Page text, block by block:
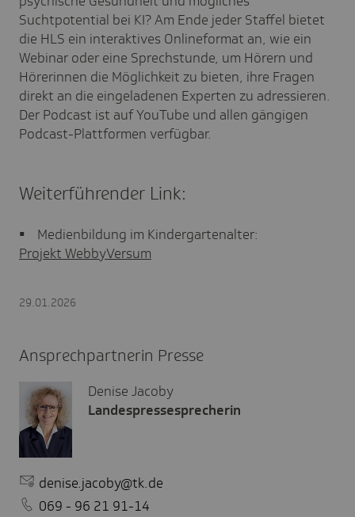
Suchtpotential bei KI? Am Ende jeder Staffel bietet
die HLS ein interaktives Onlineformat an, wie ein
Webinar oder eine Sprechstunde, um Hörern und
Hörerinnen die Möglichkeit zu bieten, ihre Fragen
direkt an die eingeladenen Experten zu adressieren.
Der Podcast ist auf YouTube und allen gängigen
Podcast-Plattformen verfügbar.
Weiterführender Link:
• Medienbildung im Kindergartenalter:
Projekt WebbyVersum
29.01.2026
Ansprechpartnerin Presse
Denise Jacoby
Landespressesprecherin
denise.jacoby@tk.de
069 - 96 21 91-14